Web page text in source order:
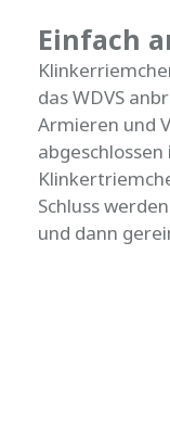
Einfach
das WDVS
Armieren und
Schluss
und dann